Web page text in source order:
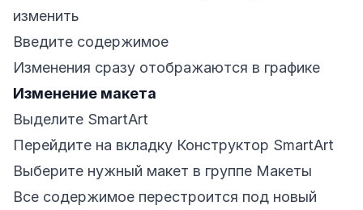
изменить
Введите содержимое
Изменения сразу отображаются в графике
Изменение макета
Выделите SmartArt
Перейдите на вкладку Конструктор SmartArt
Выберите нужный макет в группе Макеты
Все содержимое перестроится под новый